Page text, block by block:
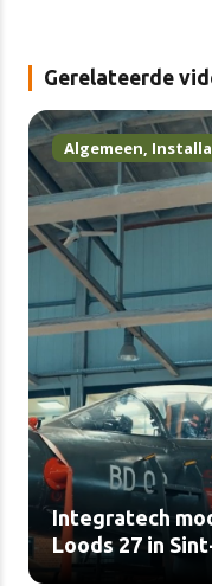
Gerelateerde
Algemeen,
Integratech
Loods 27 in